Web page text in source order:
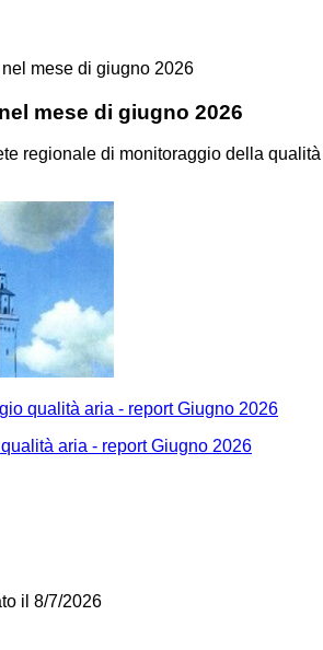
mese di giugno 2026
mese di giugno 2026
regionale di monitoraggio della
qualità aria - report Giugno 2026
aria - report Giugno 2026
il 8/7/2026